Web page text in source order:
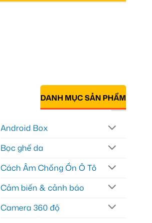
DANH MỤC SẢN PHẨM
Android Box
Bọc ghế da
Cách Âm Chống Ồn Ô Tô
Cảm biến & cảnh báo
Camera 360 độ